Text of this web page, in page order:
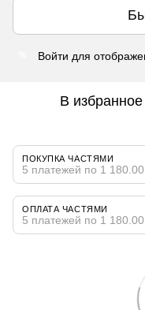
Войти для
В избранное
ПОКУПКА ЧАСТЯМИ
5 платежей по 1 180.00
ОПЛАТА ЧАСТЯМИ
5 платежей по 1 180.00